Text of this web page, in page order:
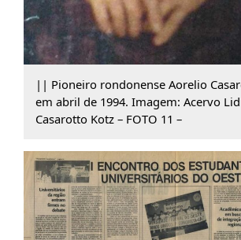
|| Pioneiro rondonense Aorelio
em abril de 1994. Imagem: Acervo
Casarotto Kotz – FOTO 11 –